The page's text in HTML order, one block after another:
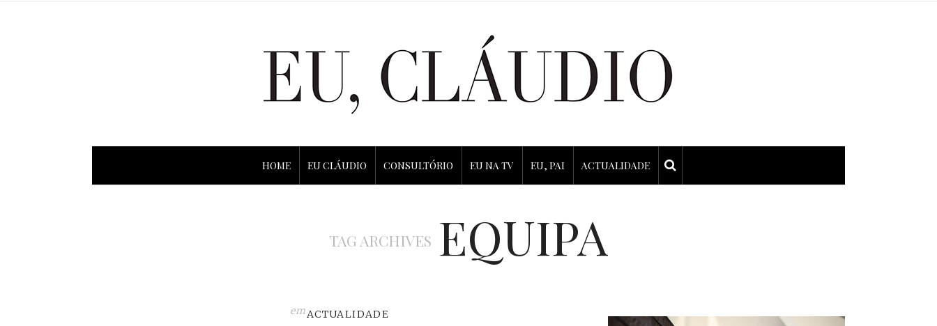
HOME EU CLÁUDIO CONSULTÓRIO EU NA TV EU, PAI ACTUALIDADE
TAG ARCHIVES EQUIPA
emACTUALIDADE